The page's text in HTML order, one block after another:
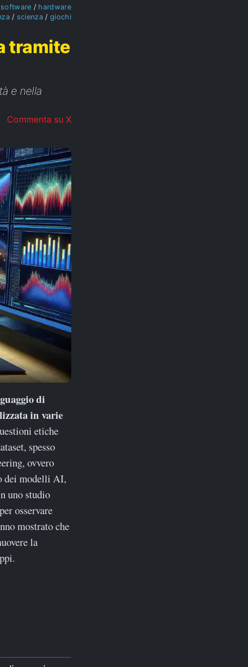
software
hardware
scienza giochi
tramite
e nella
Commenta su X
in varie
etiche
spesso
ovvero
dei modelli AI,
uno studio
osservare
mostrato che
la